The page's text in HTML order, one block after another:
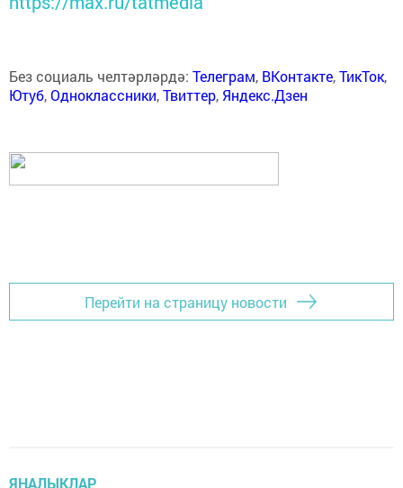
Без социаль челтәрләрдә: Телеграм, ВКонтакте,ТикТок,
Ютуб,Одноклассники,Твиттер, Яндекс.Дзен
Перейти на страницу новости
ЯҢАЛЫКЛАР